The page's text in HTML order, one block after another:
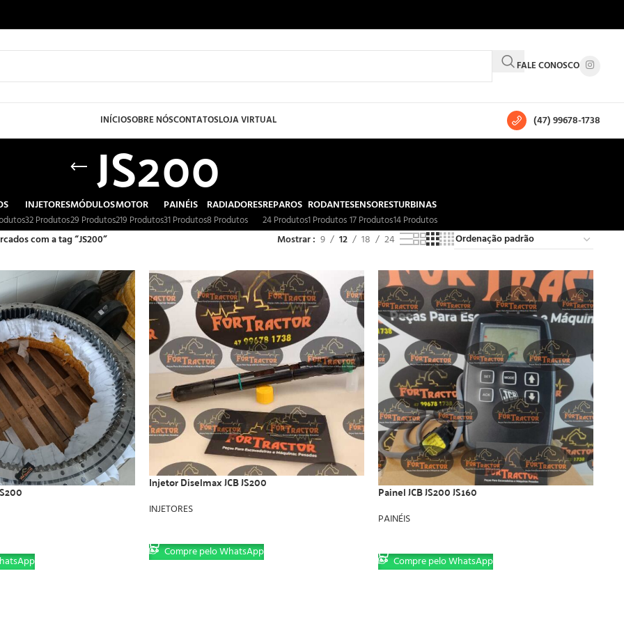
FALE CONOSCO
INÍCIOSOBRE NÓSCONTATOSLOJA VIRTUAL (47) 99678-1738
JS200
INJETORES
32 Produtos
MÓDULOS
29 Produtos
MOTOR
219 Produtos
PAINÉIS
31 Produtos
RADIADORES
8 Produtos
REPAROS
24 Produtos
RODANTE
1 Produtos
SENSORES
17 Produtos
TURBINAS
14 Produtos
com a tag “JS200” Mostrar 9 12 18 24
Injetor Diselmax JCB JS200
INJETORES
Compre pelo WhatsApp
Painel JCB JS200 JS160
PAINÉIS
Compre pelo WhatsApp